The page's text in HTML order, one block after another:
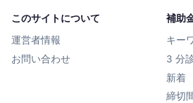
このサイトについて
運営者情報
お問い合わせ
補助
キー
3 分
新着
締切